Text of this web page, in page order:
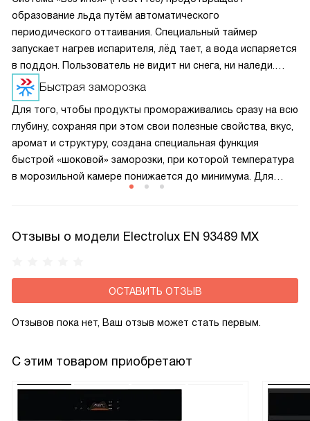
образование льда путём автоматического
периодического оттаивания. Специальный таймер
запускает нагрев испарителя, лёд тает, а вода испаряется
в поддон. Пользователь не видит ни снега, ни наледи.
Холодильник работает без потери эффективности,
а продукты не замерзают в комок.
Быстрая заморозка
Для того, чтобы продукты промораживались сразу на всю
глубину, сохраняя при этом свои полезные свойства, вкус,
аромат и структуру, создана специальная функция
быстрой «шоковой» заморозки, при которой температура
в морозильной камере понижается до минимума. Для
Отзывы о модели Electrolux EN 93489 MX
ОСТАВИТЬ ОТЗЫВ
Отзывов пока нет, Ваш отзыв может стать первым.
С этим товаром приобретают